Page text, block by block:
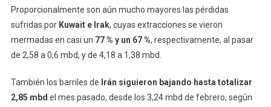
Proporcionalmente son aún mucho mayores las pérdidas
sufridas por Kuwait e Irak, cuyas extracciones se vieron
mermadas en casi un 77 % y un 67 %, respectivamente, al pasar
de 2,58 a 0,6 mbd, y de 4,18 a 1,38 mbd.
También los barriles de Irán siguieron bajando hasta totalizar
2,85 mbd el mes pasado, desde los 3,24 mbd de febrero, según